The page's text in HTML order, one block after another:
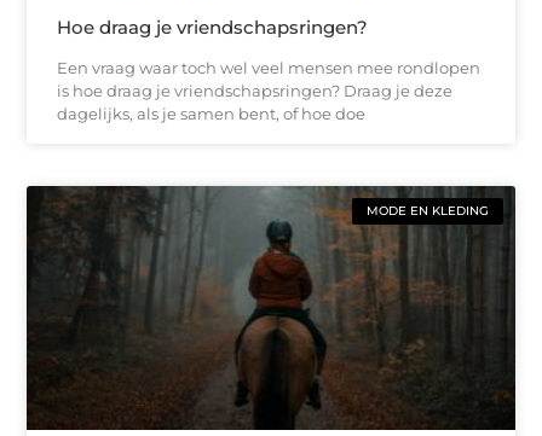
Hoe draag je vriendschapsringen?
Een vraag waar toch wel veel mensen mee rondlopen
is hoe draag je vriendschapsringen? Draag je deze
dagelijks, als je samen bent, of hoe doe
MODE EN KLEDING